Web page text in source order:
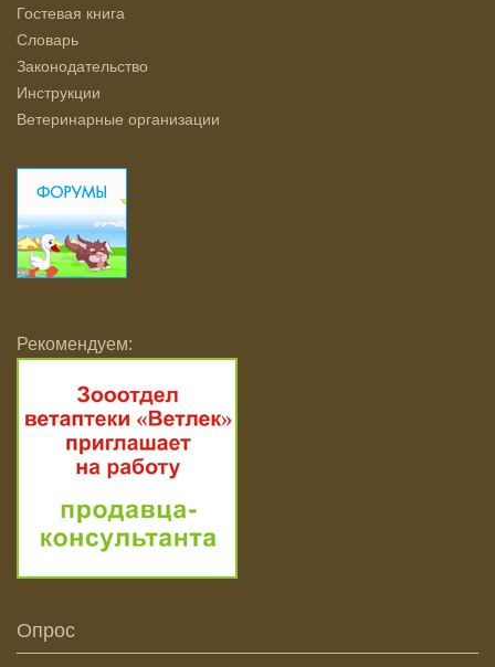
Гостевая книга
Словарь
Законодательство
Инструкции
Ветеринарные организации
Рекомендуем:
Опрос